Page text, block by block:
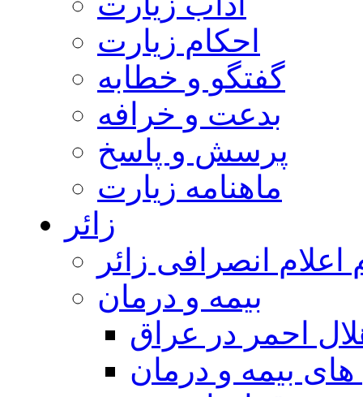
احکام زیارت
گفتگو و خطابه
بدعت و خرافه
پرسش و پاسخ
ماهنامه زیارت
زائر
اعلام انصرافی زائر
بيمه و درمان
احمر در عراق
بیمه و درمان